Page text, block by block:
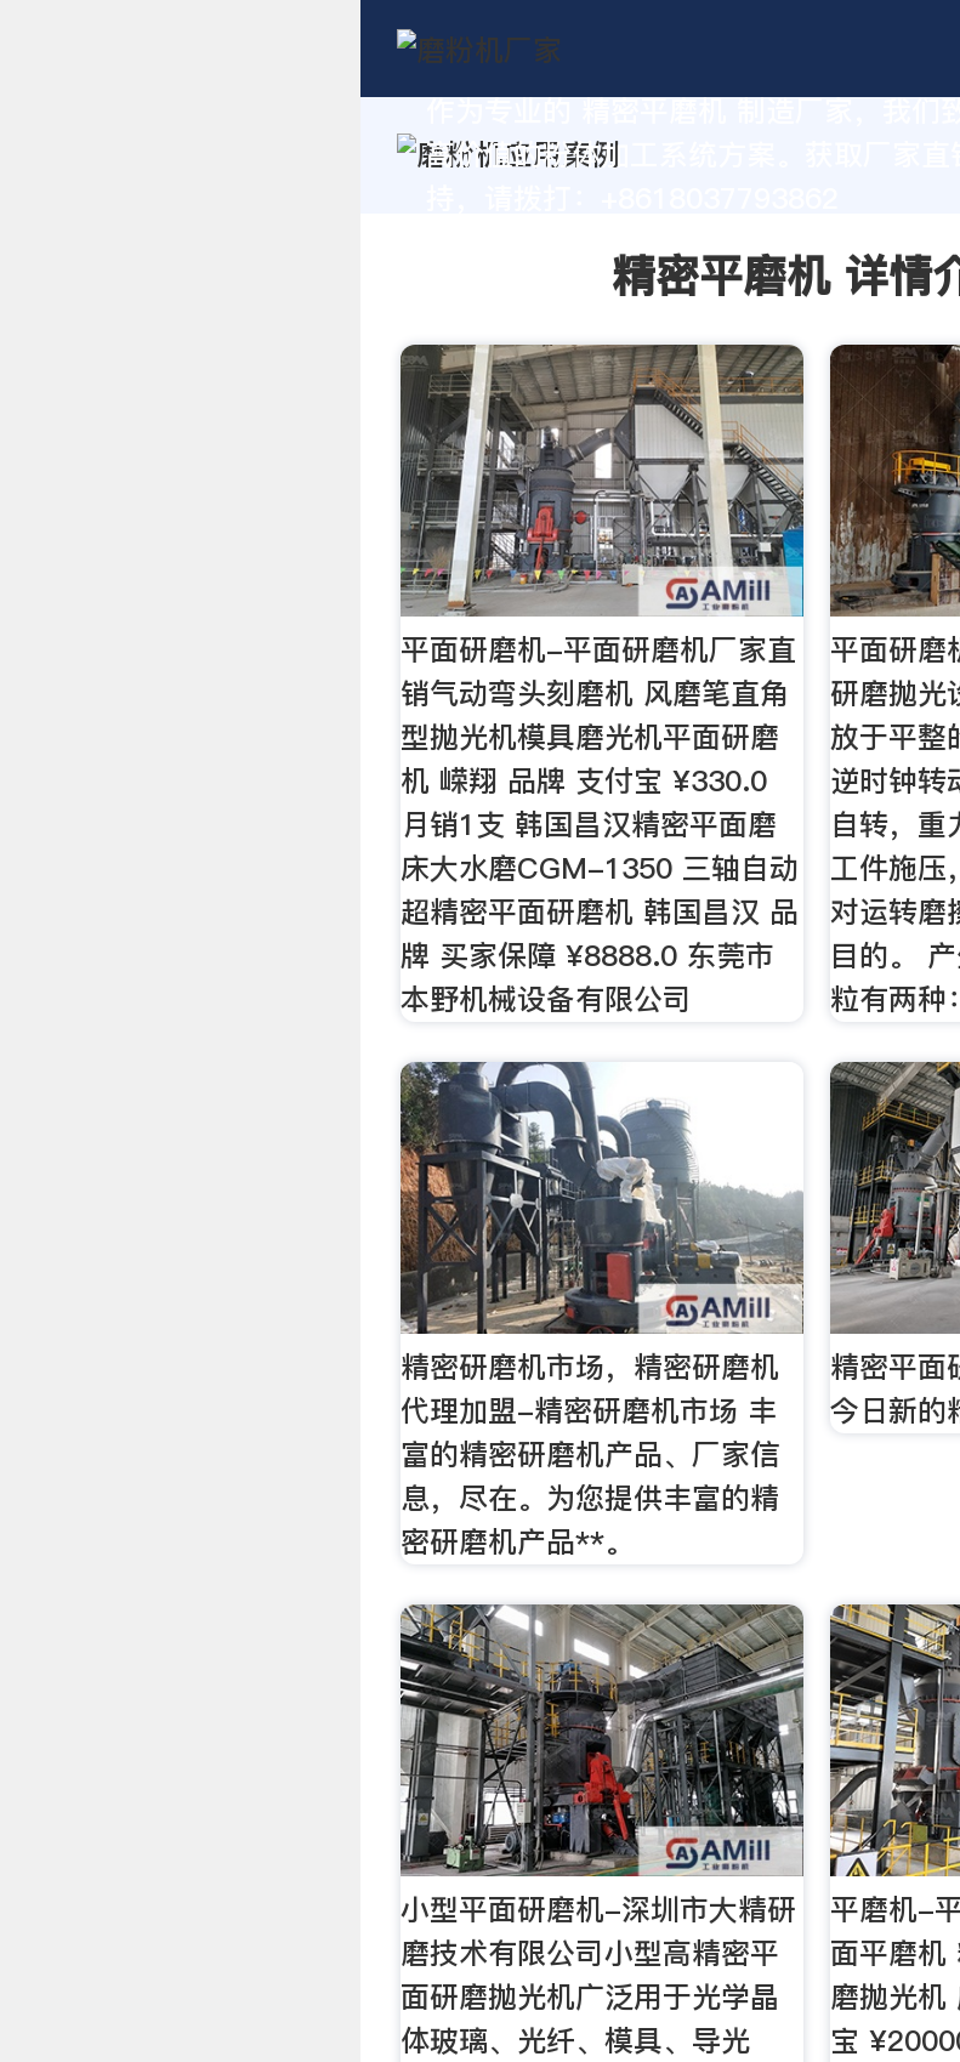
高价值的粉体加工系统方案。获取厂家直
精密平磨机 详情
平面研磨机-平面研磨机厂家直
销气动弯头刻磨机 风磨笔直角
型抛光机模具磨光机平面研磨
机 嵘翔 品牌 支付宝 ¥330.0
月销1支 韩国昌汉精密平面磨
床大水磨CGM-1350 三轴自动
超精密平面研磨机 韩国昌汉 品
牌 买家保障 ¥8888.0 东莞市
本野机械设备有限公司
平面研磨
研磨抛光
放于平整
逆时钟转
自转，重
工件施压
对运转磨
目的。
粒有两种
精密研磨机市场，精密研磨机
代理加盟-精密研磨机市场 丰
富的精密研磨机产品、厂家信
息，尽在。为您提供丰富的精
密研磨机产品**。
精密平面
今日新的
小型平面研磨机-深圳市大精研
磨技术有限公司小型高精密平
面研磨抛光机广泛用于光学晶
体玻璃、光纤、模具、导光
平磨机-
面平磨机
磨抛光机
宝